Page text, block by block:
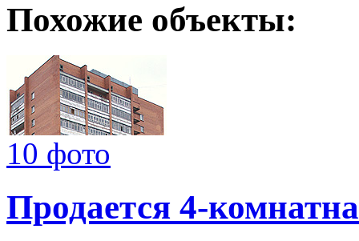
Похожие объекты:
10 фото
Продается 4-